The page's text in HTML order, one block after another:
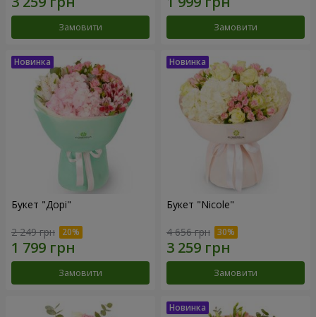
Замовити Замовити
Букет "Дорі"
2 249 грн
Замовити
Букет "Nicole"
4 656 грн
Замовити